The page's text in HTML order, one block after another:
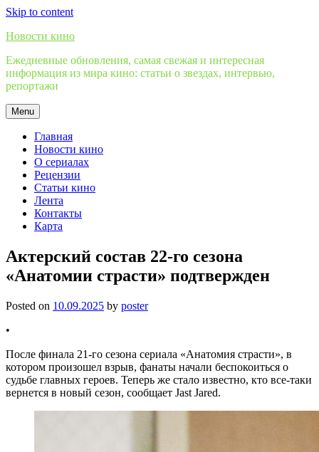
Skip to content
Новости кино
Ежедневные обновления, самая свежая и интересная
информация из мира кино: статьи о звездах, интервью,
репортажи
Menu
Главная
Новости кино
О сериалах
Рецензии
Статьи кино
Лента
Контакты
Карта
Актерский состав 22-го сезона
«Анатомии страсти» подтвержден
Posted on 10.09.2025 by poster
•
После финала 21-го сезона сериала «Анатомия страсти», в
котором произошел взрыв, фанаты начали беспокоиться о
судьбе главных героев. Теперь же стало известно, кто все-таки
вернется в новый сезон, сообщает Jast Jared.